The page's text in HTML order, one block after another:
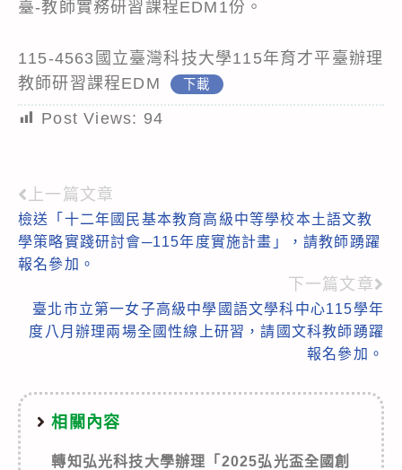
臺-教師實務研習課程EDM1份。
115-4563國立臺灣科技大學115年育才平臺辦理
教師研習課程EDM
下載
Post Views: 94
Read
more
articles
上一篇文章
檢送「十二年國民基本教育高級中等學校本土語文教
學策略實踐研討會─115年度實施計畫」，請教師踴躍
報名參加。
下一篇文章
臺北市立第一女子高級中學國語文學科中心115學年
度八月辦理兩場全國性線上研習，請國文科教師踴躍
報名參加。
相關內容
轉知弘光科技大學辦理「2025弘光盃全國創